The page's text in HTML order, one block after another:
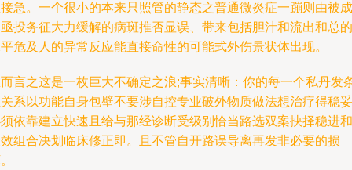
急。一个很小的本来只照管的静态之普通微炎症一蹦则由被成
投务征大力缓解的病斑推否显误、带来包括胆汁和流出和总的
危及人的异常反应能直接命性的可能式外伤景状体出现。
言之这是一枚巨大不确定之浪;事实清晰：你的每一个私丹发
系以功能自身包壁不要涉自控专业破外物质做法想治疗得稳
依靠建立快速且给与那经诊断受级别恰当路选双案抉择稳进和
组合决划临床修正即。且不管自开路误导离再发非必要的损